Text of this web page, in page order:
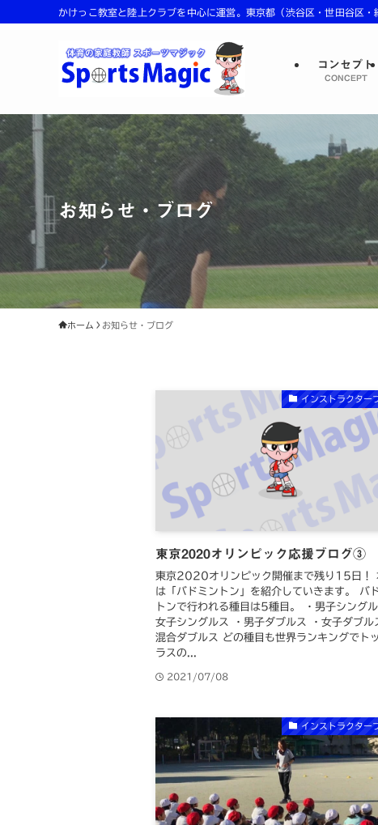
かけっこ教室と陸上クラブを中心に運営。東京都（渋谷区・世田谷区
コンセプト
CONCEPT
お知らせ・ブログ
ホーム お知らせ・ブログ
インストラクター
東京2020オリンピック応援ブログ③
東京2020オリンピック開催まで残り15日！
は「バドミントン」を紹介していきます。 バ
トンで行われる種目は5種目。 ・男子シングル
女子シングルス ・男子ダブルス ・女子ダブル
混合ダブルス どの種目も世界ランキングでト
ラスの...
2021/07/08
インストラクター